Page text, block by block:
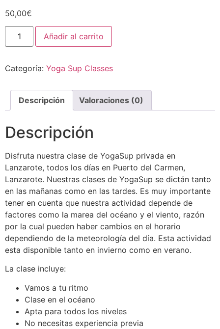
50,00€
Añadir al carrito
Categoría: Yoga Sup Classes
Descripción Valoraciones (0)
Descripción
Disfruta nuestra clase de YogaSup privada en
Lanzarote, todos los días en Puerto del Carmen,
Lanzarote. Nuestras clases de YogaSup se dictán tanto
en las mañanas como en las tardes. Es muy importante
tener en cuenta que nuestra actividad depende de
factores como la marea del océano y el viento, razón
por la cual pueden haber cambios en el horario
dependiendo de la meteorología del día. Esta actividad
esta disponible tanto en invierno como en verano.
La clase incluye:
Vamos a tu ritmo
Clase en el océano
Apta para todos los niveles
No necesitas experiencia previa